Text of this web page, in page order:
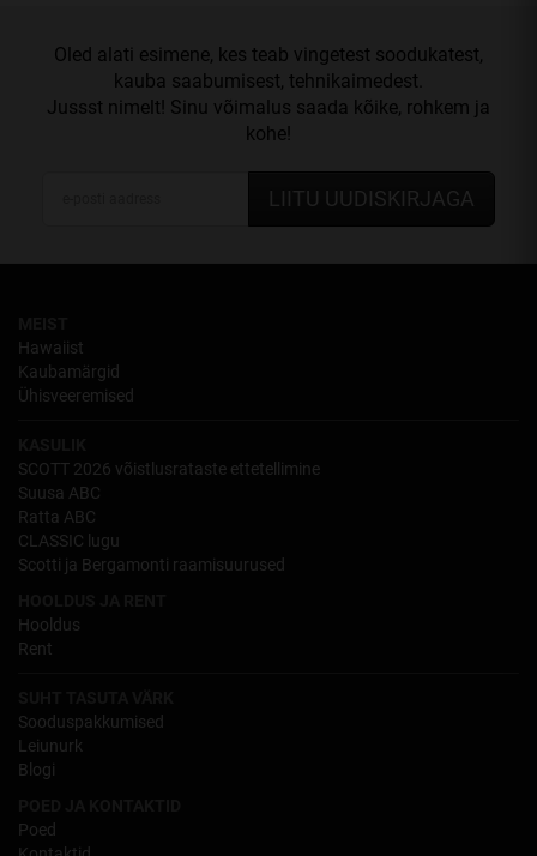
Oled alati esimene, kes teab vingetest soodukatest,
kauba saabumisest, tehnikaimedest.
Jussst nimelt! Sinu võimalus saada kõike, rohkem ja
kohe!
LIITU UUDISKIRJAGA
Hawaiist
Kaubamärgid
Ühisveeremised
SCOTT 2026 võistlusrataste ettetellimine
Suusa ABC
Ratta ABC
CLASSIC lugu
Scotti ja Bergamonti raamisuurused
Hooldus
Rent
Sooduspakkumised
Leiunurk
Blogi
Poed